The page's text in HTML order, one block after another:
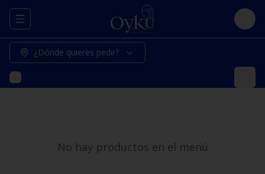
Abrir menu de navegación Login
¿Dónde quieres pedir?
No hay productos en el menú